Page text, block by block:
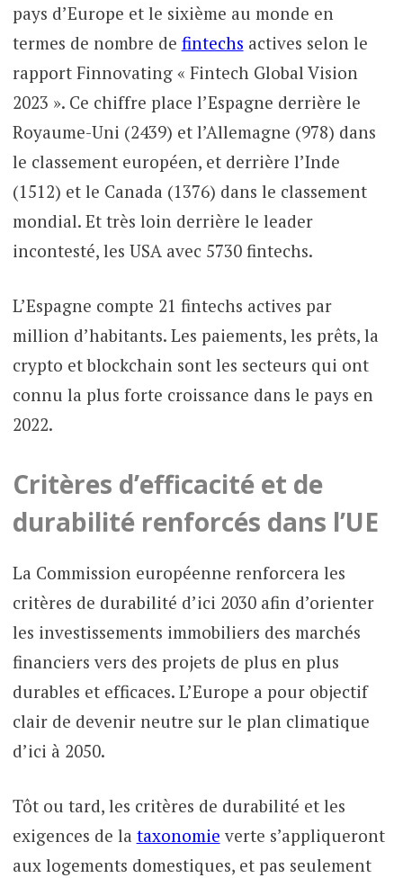
pays d’Europe et le sixième au monde en
termes de nombre de fintechs actives selon le
rapport Finnovating « Fintech Global Vision
2023 ». Ce chiffre place l’Espagne derrière le
Royaume-Uni (2439) et l’Allemagne (978) dans
le classement européen, et derrière l’Inde
(1512) et le Canada (1376) dans le classement
mondial. Et très loin derrière le leader
incontesté, les USA avec 5730 fintechs.
L’Espagne compte 21 fintechs actives par
million d’habitants. Les paiements, les prêts, la
crypto et blockchain sont les secteurs qui ont
connu la plus forte croissance dans le pays en
2022.
Critères d’efficacité et de
durabilité renforcés dans l’UE
La Commission européenne renforcera les
critères de durabilité d’ici 2030 afin d’orienter
les investissements immobiliers des marchés
financiers vers des projets de plus en plus
durables et efficaces. L’Europe a pour objectif
clair de devenir neutre sur le plan climatique
d’ici à 2050.
Tôt ou tard, les critères de durabilité et les
exigences de la taxonomie verte s’appliqueront
aux logements domestiques, et pas seulement